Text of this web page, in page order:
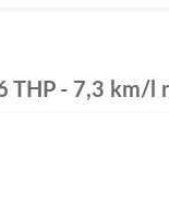
THP - 7,3 km/l